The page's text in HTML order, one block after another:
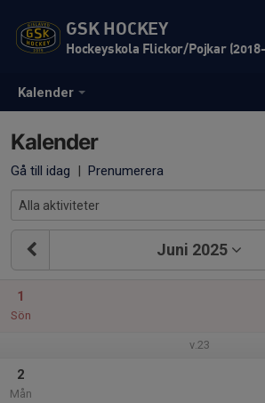
Kalender
GSK HOCKEY
Hockeyskola Flickor/Pojkar
Kalender
Gå till idag | Prenumerera
Juni 2025
1
Sön
v.23
2
Mån